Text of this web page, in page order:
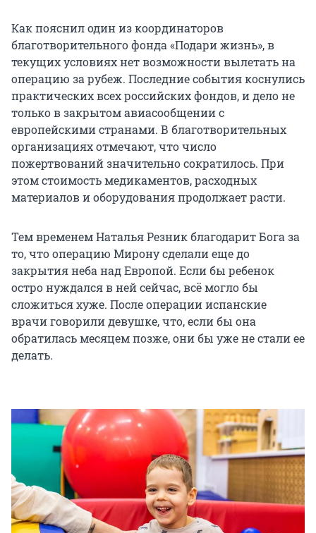
Как пояснил один из координаторов
благотворительного фонда «Подари жизнь», в
текущих условиях нет возможности вылетать на
операцию за рубеж. Последние события коснулись
практических всех российских фондов, и дело не
только в закрытом авиасообщении с
европейскими странами. В благотворительных
организациях отмечают, что число
пожертвований значительно сократилось. При
этом стоимость медикаментов, расходных
материалов и оборудования продолжает расти.
Тем временем Наталья Резник благодарит Бога за
то, что операцию Мирону сделали еще до
закрытия неба над Европой. Если бы ребенок
остро нуждался в ней сейчас, всё могло бы
сложиться хуже. После операции испанские
врачи говорили девушке, что, если бы она
обратилась месяцем позже, они бы уже не стали ее
делать.